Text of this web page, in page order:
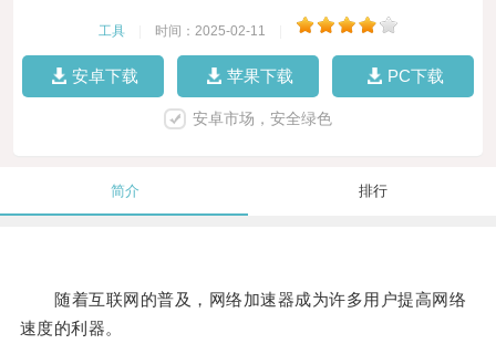
工具 时间：2025-02-11
安卓下载 苹果下载 PC下载
安卓市场，安全绿色
简介 排行
随着互联网的普及，网络加速器成为许多用户提高网络
速度的利器。